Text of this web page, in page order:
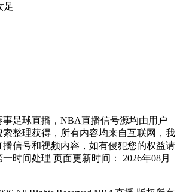
足
事足球直播，NBA直播信号源均由用户
整理获得，所有内容均来自互联网，我
信号和视频内容，如有侵犯您的权益请
时间处理 页面更新时间： 2026年08月